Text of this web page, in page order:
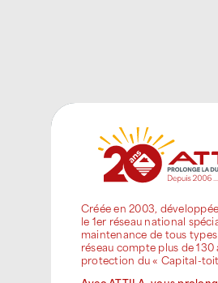
Créée en 2003,
le 1er réseau national
maintenance de tous
réseau compte plus de
protection du « Capital-